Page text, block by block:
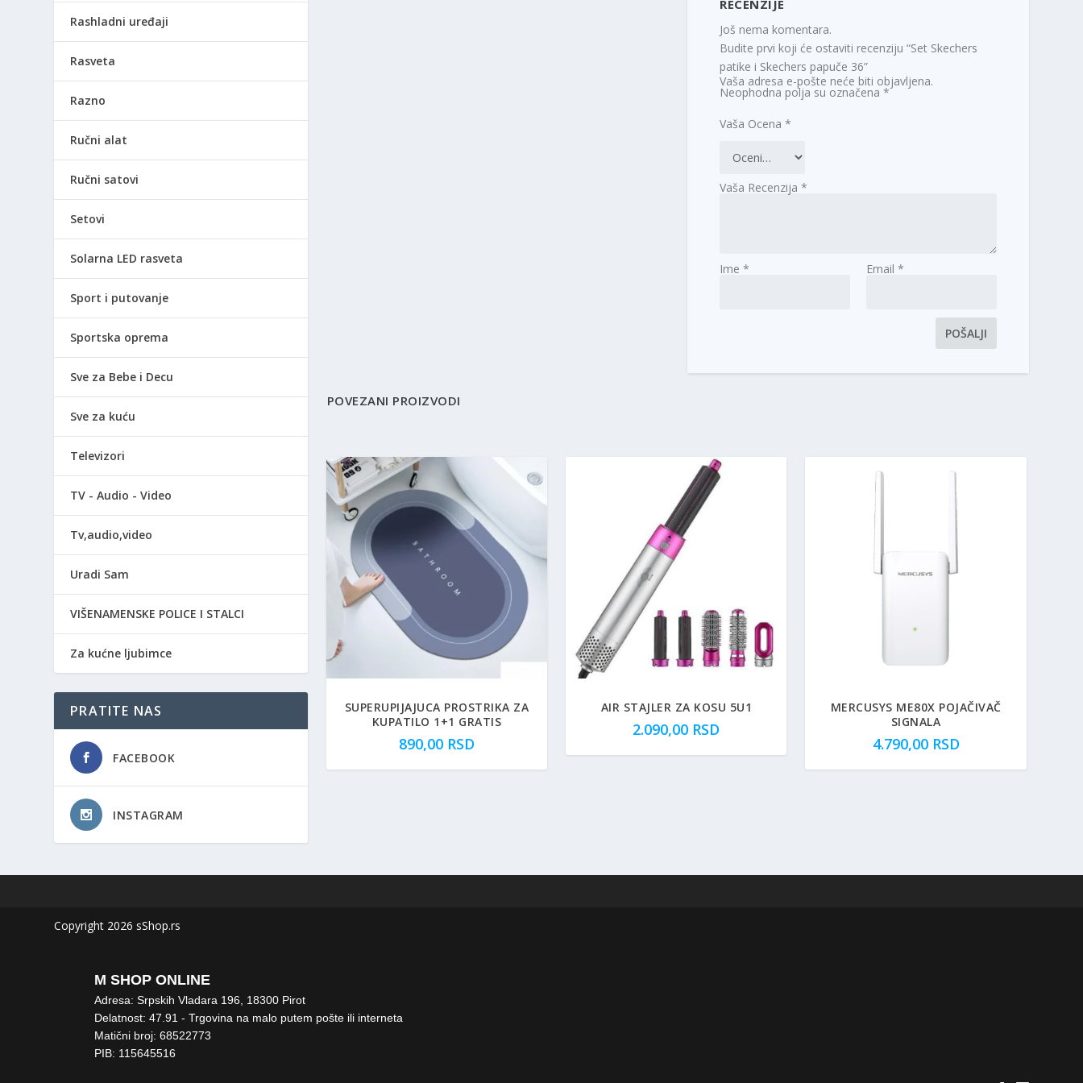
RECENZIJE
Još nema komentara.
Budite prvi koji će ostaviti recenziju “Set Skechers
patike i Skechers papuče 36”
Vaša adresa e-pošte neće biti objavljena.
Neophodna polja su označena*
Vaša Ocena*
Vaša Recenzija*
Ime* Email*
POVEZANI PROIZVODI
SUPERUPIJAJUCA PROSTRIKA ZA
KUPATILO 1+1 GRATIS
890,00 RSD
AIR STAJLER ZA KOSU 5U1
2.090,00 RSD
MERCUSYS ME80X POJAČIVAČ
SIGNALA
4.790,00 RSD
Rashladni uređaji
Rasveta
Razno
Ručni alat
Ručni satovi
Setovi
Solarna LED rasveta
Sport i putovanje
Sportska oprema
Sve za Bebe i Decu
Sve za kuću
Televizori
TV - Audio - Video
Tv,audio,video
Uradi Sam
VIŠENAMENSKE POLICE I STALCI
Za kućne ljubimce
PRATITE NAS
FACEBOOK
INSTAGRAM
Copyright 2026 sShop.rs
M SHOP ONLINE
Adresa: Srpskih Vladara 196, 18300 Pirot
Delatnost: 47.91 - Trgovina na malo putem pošte ili interneta
Matični broj: 68522773
PIB: 115645516